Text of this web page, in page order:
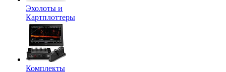
Эхолоты и
Картплоттеры
Комплекты